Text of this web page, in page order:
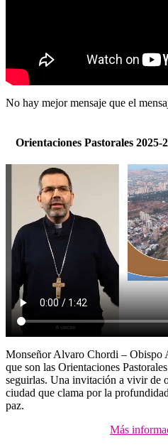
No hay mejor mensaje que el
Orientaciones Pastorales 2025-
Monseñor Alvaro Chordi – Obispo
que son las Orientaciones
seguirlas. Una invitación a vivir de
ciudad que clama por la
paz.
Más